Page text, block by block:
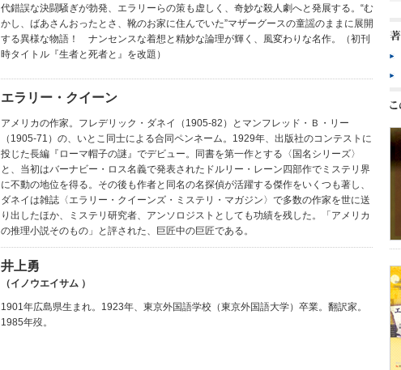
代錯誤な決闘騒ぎが勃発、エラリーらの策も虚しく、奇妙な殺人劇へと発展する。“む
かし、ばあさんおったとさ、靴のお家に住んでいた”マザーグースの童謡のままに展開
する異様な物語！ ナンセンスな着想と精妙な論理が輝く、風変わりな名作。（初刊
時タイトル『生者と死者と』を改題）
エラリー・クイーン
アメリカの作家。フレデリック・ダネイ（1905‐82）とマンフレッド・Ｂ・リー
（1905‐71）の、いとこ同士による合同ペンネーム。1929年、出版社のコンテストに
投じた長編『ローマ帽子の謎』でデビュー。同書を第一作とする〈国名シリーズ〉
と、当初はバーナビー・ロス名義で発表されたドルリー・レーン四部作でミステリ界
に不動の地位を得る。その後も作者と同名の名探偵が活躍する傑作をいくつも著し、
ダネイは雑誌〈エラリー・クイーンズ・ミステリ・マガジン〉で多数の作家を世に送
り出したほか、ミステリ研究者、アンソロジストとしても功績を残した。「アメリカ
の推理小説そのもの」と評された、巨匠中の巨匠である。
井上勇
（イノウエイサム ）
1901年広島県生まれ。1923年、東京外国語学校（東京外国語大学）卒業。翻訳家。
1985年歿。